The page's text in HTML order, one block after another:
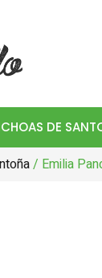
DE
/ Emilia